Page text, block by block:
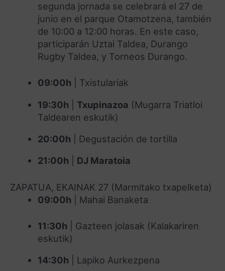
segunda jornada se celebrará el 27 de
junio en el parque Otamotzena, también
de 10:00 a 12:00 horas. En este caso,
participarán Uztai Taldea, Durango
Rugby Taldea, y Torneos Durango.
09:00h | Txistulariak
19:30h
Txupinazoa (Mugarra Triatloi
Taldearen eskutik)
20:00h | Degustación de tortilla
21:00h
DJ Maratoia
ZAPATUA, EKAINAK 27 (Marmitako txapelketa)
09:00h | Mahai Banaketa
11:30h | Gazteen jolasak (Kalakariren
eskutik)
14:30h | Lapiko Aurkezpena